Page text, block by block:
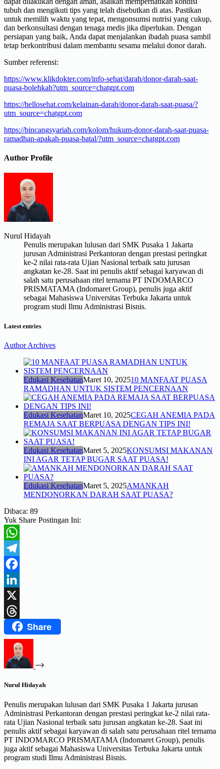
tubuh dan mengikuti tips yang telah disebutkan di atas. Pastikan
untuk memilih waktu yang tepat, mengonsumsi nutrisi yang cukup,
dan berkonsultasi dengan tenaga medis jika diperlukan. Dengan
persiapan yang baik, Anda dapat menjalankan ibadah puasa sambil
tetap berkontribusi dalam membantu sesama melalui donor darah.
Sumber referensi:
https://www.klikdokter.com/info-sehat/darah/donor-darah-saat-
puasa-bolehkah?utm_source=chatgpt.com
https://hellosehat.com/kelainan-darah/donor-darah-saat-puasa/?
utm_source=chatgpt.com
https://bincangsyariah.com/kolom/hukum-donor-darah-saat-puasa-
ramadhan-apakah-puasa-batal/?utm_source=chatgpt.com
Author Profile
Nurul Hidayah
Penulis merupakan lulusan dari SMK Pusaka 1 Jakarta
jurusan Administrasi Perkantoran dengan prestasi peringkat
ke-2 nilai rata-rata Ujian Nasional terbaik satu jurusan
angkatan ke-28. Saat ini penulis aktif sebagai karyawan di
salah satu perusahaan ritel ternama PT INDOMARCO
PRISMATAMA (Indomaret Group), penulis juga aktif
sebagai Mahasiswa Universitas Terbuka Jakarta untuk
program studi Ilmu Administrasi Bisnis.
Latest entries
Author Archives
Edukasi KesehatanMaret 10, 202510 MANFAAT PUASA
RAMADHAN UNTUK SISTEM PENCERNAAN
Edukasi KesehatanMaret 10, 2025CEGAH ANEMIA PADA
REMAJA SAAT BERPUASA DENGAN TIPS INI!
Edukasi KesehatanMaret 5, 2025KONSUMSI MAKANAN
INI AGAR TETAP BUGAR SAAT PUASA!
Edukasi KesehatanMaret 5, 2025AMANKAH
MENDONORKAN DARAH SAAT PUASA?
Dibaca: 89
Yuk Share Postingan Ini:
WhatsApp
Telegram
Facebook
LinkedIn
X
ThreadsShare
Nurul Hidayah
Penulis merupakan lulusan dari SMK Pusaka 1 Jakarta jurusan
Administrasi Perkantoran dengan prestasi peringkat ke-2 nilai rata-
rata Ujian Nasional terbaik satu jurusan angkatan ke-28. Saat ini
penulis aktif sebagai karyawan di salah satu perusahaan ritel ternama
PT INDOMARCO PRISMATAMA (Indomaret Group), penulis
juga aktif sebagai Mahasiswa Universitas Terbuka Jakarta untuk
program studi Ilmu Administrasi Bisnis.